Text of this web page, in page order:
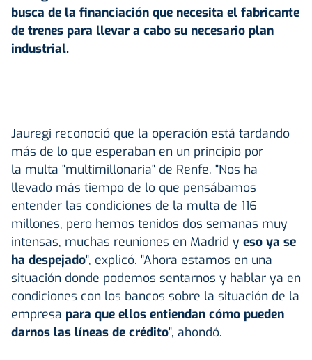
busca de la financiación que necesita el fabricante
de trenes para llevar a cabo su necesario plan
industrial.
Jauregi reconoció que la operación está tardando
más de lo que esperaban en un principio por
la multa "multimillonaria" de Renfe. "Nos ha
llevado más tiempo de lo que pensábamos
entender las condiciones de la multa de 116
millones, pero hemos tenidos dos semanas muy
intensas, muchas reuniones en Madrid y eso ya se
ha despejado", explicó. "Ahora estamos en una
situación donde podemos sentarnos y hablar ya en
condiciones con los bancos sobre la situación de la
empresa para que ellos entiendan cómo pueden
darnos las líneas de crédito", ahondó.